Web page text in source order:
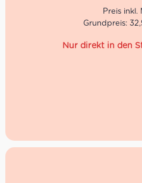
Darüber hinaus besteht
Wunschmenge jetzt zu
den Feiertagen eine
auf “0” zu reduzieren.
Die Geschmacksnoten der
Pistazien. Dieses
durchaus feiner, aber nicht
Grundpreis: